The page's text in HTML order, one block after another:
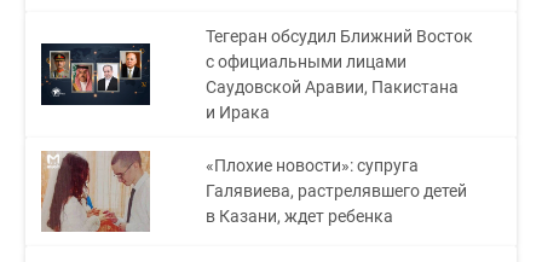
Тегеран обсудил Ближний Восток
с официальными лицами
Саудовской Аравии, Пакистана
и Ирака
«Плохие новости»: супруга
Галявиева, растрелявшего детей
в Казани, ждет ребенка